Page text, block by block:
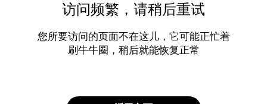
访问频繁，请稍后重试
您所要访问的页面不在这儿，它可能正忙着
刷牛牛圈，稍后就能恢复正常